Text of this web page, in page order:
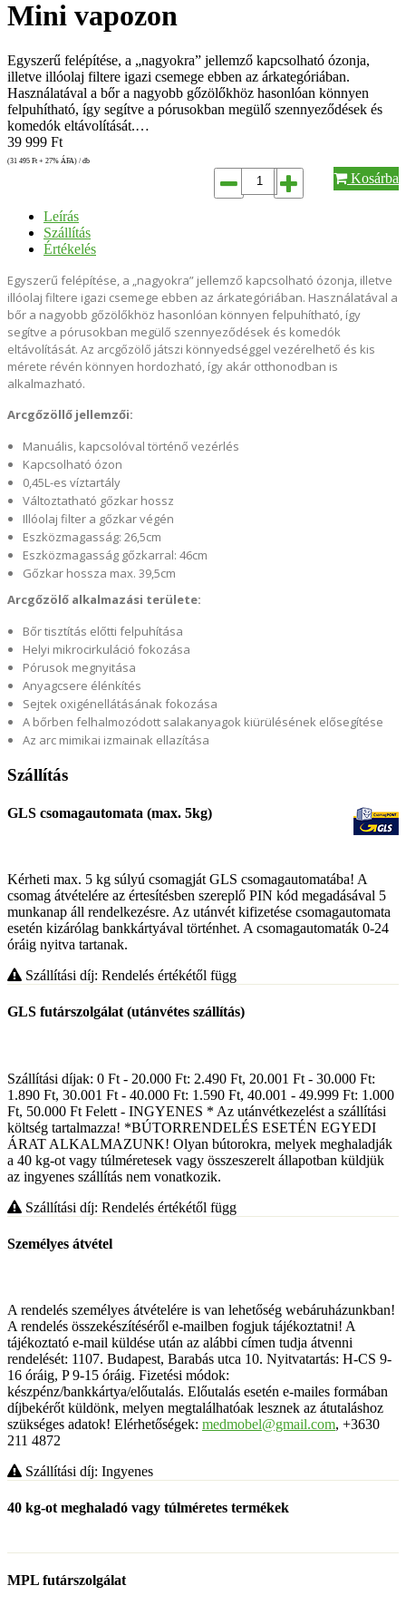
Mini vapozon
Egyszerű felépítése, a „nagyokra” jellemző kapcsolható ózonja,
illetve illóolaj filtere igazi csemege ebben az árkategóriában.
Használatával a bőr a nagyobb gőzölőkhöz hasonlóan könnyen
felpuhítható, így segítve a pórusokban megülő szennyeződések és
komedók eltávolítását.…
39 999 Ft
(31 495 Ft + 27% ÁFA) / db
Kosárba
Leírás
Szállítás
Értékelés
Egyszerű felépítése, a „nagyokra” jellemző kapcsolható ózonja, illetve
illóolaj filtere igazi csemege ebben az árkategóriában. Használatával a
bőr a nagyobb gőzölőkhöz hasonlóan könnyen felpuhítható, így
segítve a pórusokban megülő szennyeződések és komedók
eltávolítását. Az arcgőzölő játszi könnyedséggel vezérelhető és kis
mérete révén könnyen hordozható, így akár otthonodban is
alkalmazható.
Arcgőzöllő jellemzői:
Manuális, kapcsolóval történő vezérlés
Kapcsolható ózon
0,45L-es víztartály
Változtatható gőzkar hossz
Illóolaj filter a gőzkar végén
Eszközmagasság: 26,5cm
Eszközmagasság gőzkarral: 46cm
Gőzkar hossza max. 39,5cm
Arcgőzölő alkalmazási területe:
Bőr tisztítás előtti felpuhítása
Helyi mikrocirkuláció fokozása
Pórusok megnyitása
Anyagcsere élénkítés
Sejtek oxigénellátásának fokozása
A bőrben felhalmozódott salakanyagok kiürülésének elősegítése
Az arc mimikai izmainak ellazítása
Szállítás
GLS csomagautomata (max. 5kg)
Kérheti max. 5 kg súlyú csomagját GLS csomagautomatába! A
csomag átvételére az értesítésben szereplő PIN kód megadásával 5
munkanap áll rendelkezésre. Az utánvét kifizetése csomagautomata
esetén kizárólag bankkártyával történhet. A csomagautomaták 0-24
óráig nyitva tartanak.
Szállítási díj: Rendelés értékétől függ
GLS futárszolgálat (utánvétes szállítás)
Szállítási díjak: 0 Ft - 20.000 Ft: 2.490 Ft, 20.001 Ft - 30.000 Ft:
1.890 Ft, 30.001 Ft - 40.000 Ft: 1.590 Ft, 40.001 - 49.999 Ft: 1.000
Ft, 50.000 Ft Felett - INGYENES * Az utánvétkezelést a szállítási
költség tartalmazza! *BÚTORRENDELÉS ESETÉN EGYEDI
ÁRAT ALKALMAZUNK! Olyan bútorokra, melyek meghaladják
a 40 kg-ot vagy túlméretesek vagy összeszerelt állapotban küldjük
az ingyenes szállítás nem vonatkozik.
Szállítási díj: Rendelés értékétől függ
Személyes átvétel
A rendelés személyes átvételére is van lehetőség webáruházunkban!
A rendelés összekészítéséről e-mailben fogjuk tájékoztatni! A
tájékoztató e-mail küldése után az alábbi címen tudja átvenni
rendelését: 1107. Budapest, Barabás utca 10. Nyitvatartás: H-CS 9-
16 óráig, P 9-15 óráig. Fizetési módok:
készpénz/bankkártya/előutalás. Előutalás esetén e-mailes formában
díjbekérőt küldönk, melyen megtalálhatóak lesznek az átutaláshoz
szükséges adatok! Elérhetőségek: medmobel@gmail.com, +3630
211 4872
Szállítási díj: Ingyenes
40 kg-ot meghaladó vagy túlméretes termékek
MPL futárszolgálat